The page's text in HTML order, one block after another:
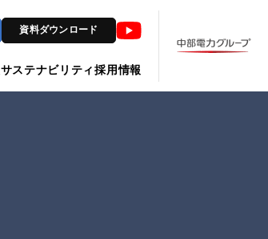
資料ダウンロード
サステナビリティ採用情報